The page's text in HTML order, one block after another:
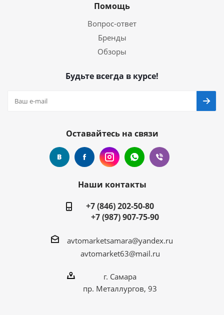
Помощь
Вопрос-ответ
Бренды
Обзоры
Будьте всегда в курсе!
Оставайтесь на связи
Наши контакты
+7 (846) 202-50-80
+7 (987) 907-75-90
avtomarketsamara@yandex.ru
avtomarket63@mail.ru
г. Самара
пр. Металлургов, 93